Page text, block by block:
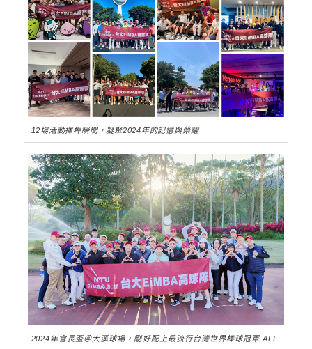
12場活動揮桿瞬間，凝聚2024年的記憶與榮耀
2024年會長盃＠大溪球場，剛好配上最流行台灣世界棒球冠軍 ALL-